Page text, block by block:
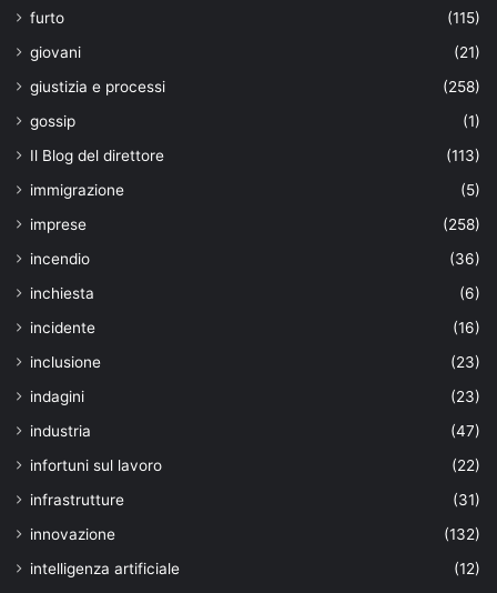
furto
(115)
giovani
(21)
giustizia e processi
(258)
gossip
(1)
Il Blog del direttore
(113)
immigrazione
(5)
imprese
(258)
incendio
(36)
inchiesta
(6)
incidente
(16)
inclusione
(23)
indagini
(23)
industria
(47)
infortuni sul lavoro
(22)
infrastrutture
(31)
innovazione
(132)
intelligenza artificiale
(12)